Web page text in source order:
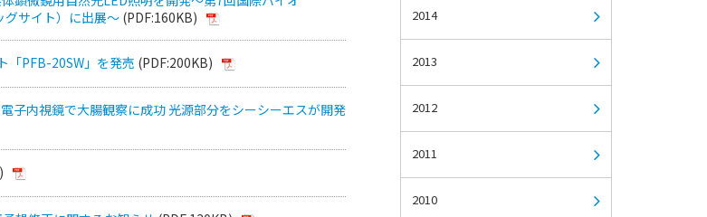
グサイト）に出展～ (PDF:160KB)
「PFB-20SW」を発売 (PDF:200KB)
子内視鏡で大腸観察に成功 光源部分をシーシーエスが開発
2014
2013
2012
2011
2010